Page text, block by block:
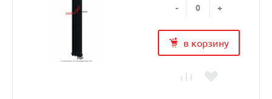
- +
в корзину